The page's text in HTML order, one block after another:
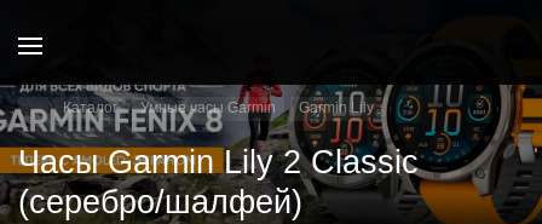
Каталог Умные часы Garmin Garmin Lily
Часы Garmin Lily 2 Classic
(серебро/шалфей)